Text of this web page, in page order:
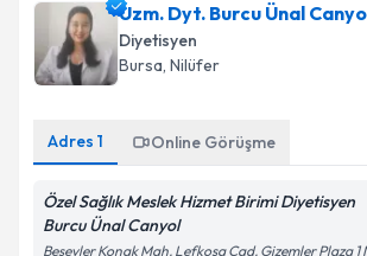
Uzm. Dyt. Burcu Ünal
Diyetisyen
Bursa, Nilüfer
Adres 1 Online Görüşme
Özel Sağlık Meslek Hizmet Birimi Diyetisyen
Burcu Ünal Canyol
Beşevler Konak Mah. Lefkoşa Cad. Gizemler Plaza 1